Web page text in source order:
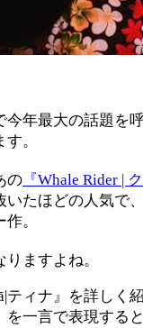
今年最大の話題を
。
の 『Whale Rider |
いたほどの人気で
。
ますよね。
ティナ』を詳しく
を一言で表現する